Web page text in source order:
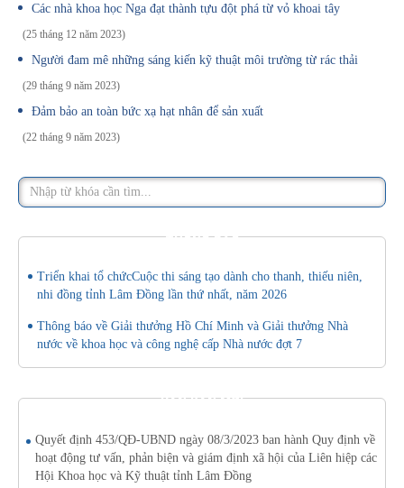
Các nhà khoa học Nga đạt thành tựu đột phá từ vỏ khoai tây
(25 tháng 12 năm 2023)
Người đam mê những sáng kiến kỹ thuật môi trường từ rác thải
(29 tháng 9 năm 2023)
Đảm bảo an toàn bức xạ hạt nhân để sản xuất
(22 tháng 9 năm 2023)
THÔNG BÁO
Triển khai tổ chứcCuộc thi sáng tạo dành cho thanh, thiếu niên,
nhi đồng tỉnh Lâm Đồng lần thứ nhất, năm 2026
Thông báo về Giải thưởng Hồ Chí Minh và Giải thưởng Nhà
nước về khoa học và công nghệ cấp Nhà nước đợt 7
VĂN BẢN MỚI
Quyết định 453/QĐ-UBND ngày 08/3/2023 ban hành Quy định về
hoạt động tư vấn, phản biện và giám định xã hội của Liên hiệp các
Hội Khoa học và Kỹ thuật tỉnh Lâm Đồng